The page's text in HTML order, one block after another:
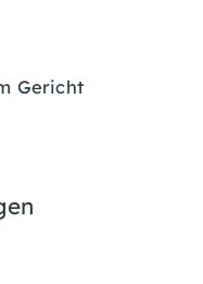
Gericht